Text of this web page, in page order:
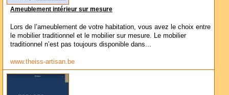
Ameublement intérieur sur mesure
Lors de l’ameublement de votre habitation, vous avez le choix entre
le mobilier traditionnel et le mobilier sur mesure. Le mobilier
traditionnel n’est pas toujours disponible dans...
www.theiss-artisan.be